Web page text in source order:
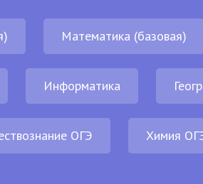
Математика (базовая)
Информатика
ОГЭ Химия